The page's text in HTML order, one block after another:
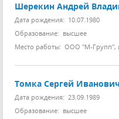
Шерекин Андрей
Дата рождения: 10.07.1980
Образование: высшее
Место работы: ООО "М-Групп",
Томка Сергей Иванович
Дата рождения: 23.09.1989
Образование: высшее